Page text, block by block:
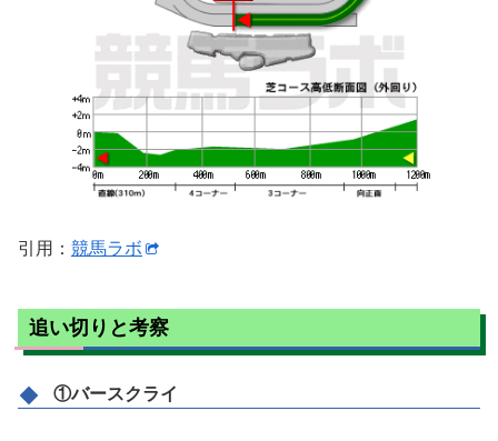
引用： 競馬ラボ
追い切りと考察
①バースクライ